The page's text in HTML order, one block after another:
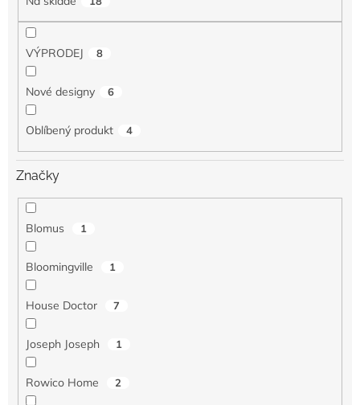
VÝPRODEJ 8
Nové designy 6
Oblíbený produkt 4
Značky
Blomus 1
Bloomingville 1
House Doctor 7
Joseph Joseph 1
Rowico Home 2